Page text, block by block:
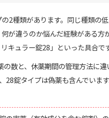
2種類があります。同じ種類の
が違うのか悩んだ経験がある方
キュラー錠28」といった具合です
数と、休薬期間の管理方法に
錠タイプは偽薬も含んでいます